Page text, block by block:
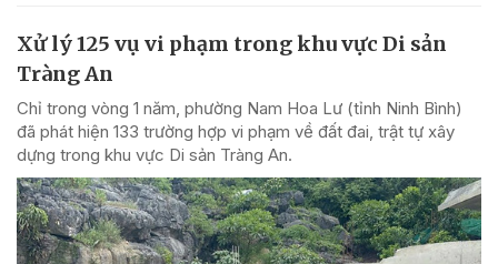
Xử lý 125 vụ vi phạm trong khu vực Di sản
Tràng An
Chỉ trong vòng 1 năm, phường Nam Hoa Lư (tỉnh Ninh Bình)
đã phát hiện 133 trường hợp vi phạm về đất đai, trật tự xây
dựng trong khu vực Di sản Tràng An.